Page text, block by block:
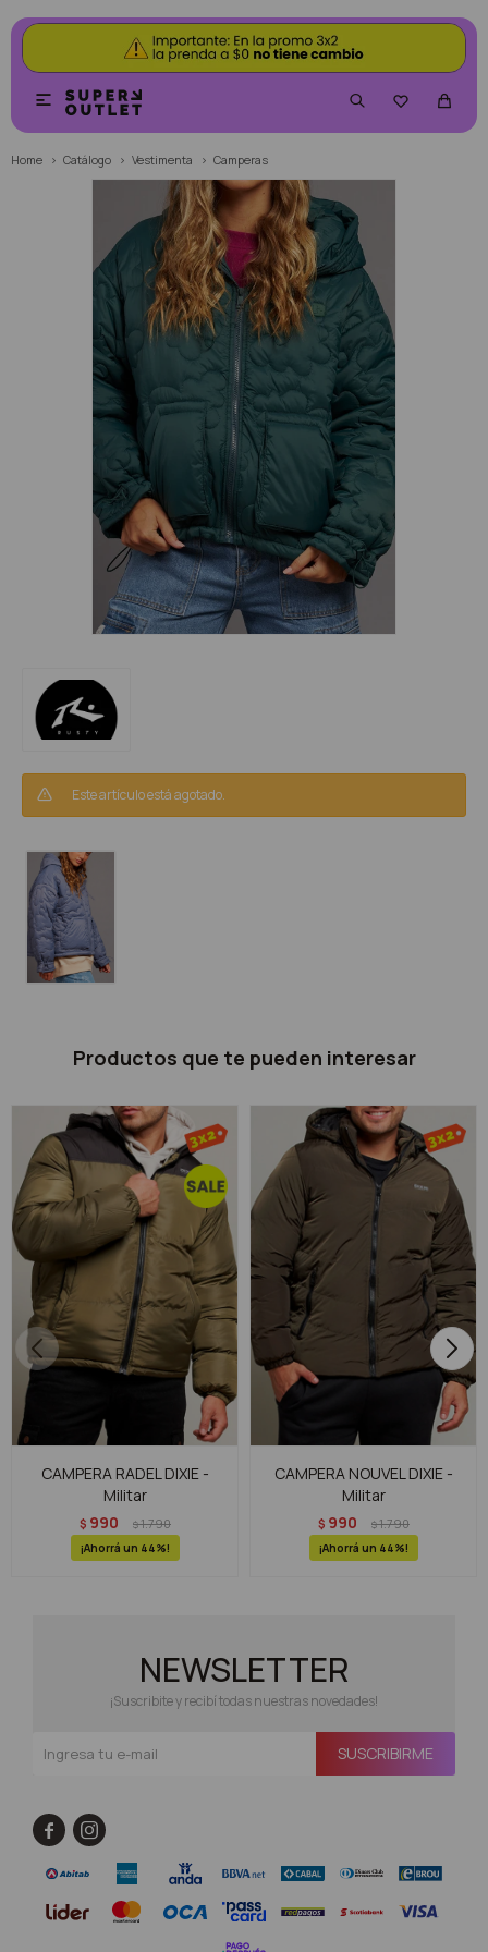


Home Catálogo Vestimenta Camperas
Este artículo está agotado.
Productos que te pueden interesar
CAMPERA RADEL DIXIE -
Militar
$ 990 $1.790
44
CAMPERA NOUVEL DIXIE -
Militar
$ 990 $1.790
44
NEWSLETTER
¡Suscribite y recibí todas nuestras novedades!
SUSCRIBIRME
 